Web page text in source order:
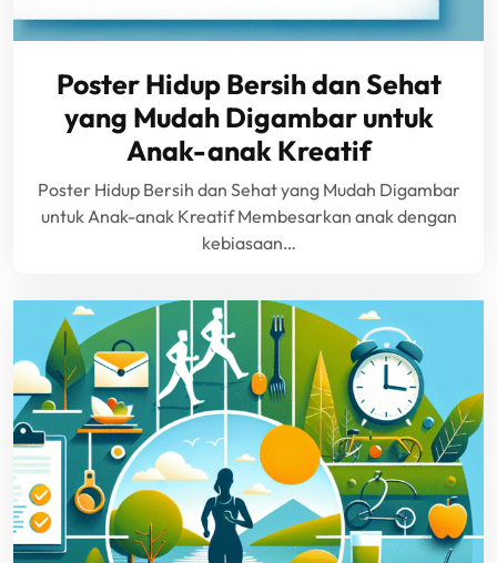
Poster Hidup Bersih dan Sehat
yang Mudah Digambar untuk
Anak-anak Kreatif
Poster Hidup Bersih dan Sehat yang Mudah Digambar
untuk Anak-anak Kreatif Membesarkan anak dengan
kebiasaan…